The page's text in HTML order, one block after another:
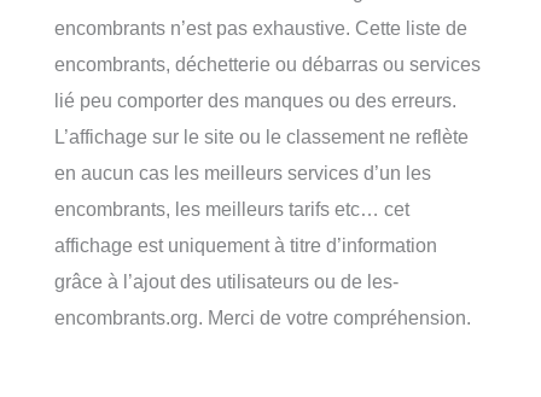
encombrants n’est pas exhaustive. Cette liste de
encombrants, déchetterie ou débarras ou services
lié peu comporter des manques ou des erreurs.
L’affichage sur le site ou le classement ne reflète
en aucun cas les meilleurs services d’un les
encombrants, les meilleurs tarifs etc… cet
affichage est uniquement à titre d’information
grâce à l’ajout des utilisateurs ou de les-
encombrants.org. Merci de votre compréhension.